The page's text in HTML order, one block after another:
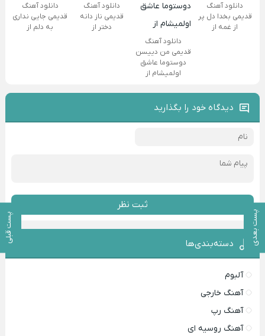
پست بعدی پست قبلی
دانلود آهنگ
قدیمی بخدا دل پر
از غمه از
دانلود آهنگ
قدیمی من دییسن
دوستوما عاشق
اولمیشام از
دانلود آهنگ
قدیمی ناز دانه
دختر از
دانلود آهنگ
قدیمی جایی نداری
به دلم از
دیدگاه خود را بگذارید
ثبت نظر
دسته‌بندی‌ها
آلبوم
آهنگ خارجی
آهنگ رپ
آهنگ روسیه ای